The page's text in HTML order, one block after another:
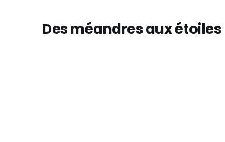
Des méandres aux étoiles